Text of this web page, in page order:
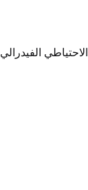
الفيدرالي